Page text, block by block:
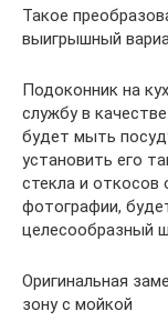
Такое
выигрышный
Подоконник на
службу в
будет мыть
установить его
стекла и откосов
фотографии,
целесообразный
Оригинальная
зону с мойкой